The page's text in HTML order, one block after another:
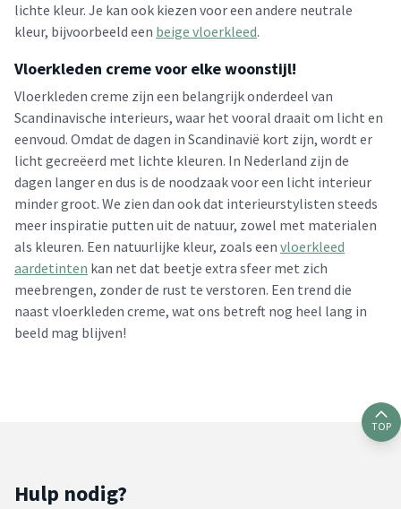
lichte kleur. Je kan ook kiezen voor een andere neutrale
kleur, bijvoorbeeld een beige vloerkleed.
Vloerkleden creme voor elke woonstijl!
Vloerkleden creme zijn een belangrijk onderdeel van
Scandinavische interieurs, waar het vooral draait om licht en
eenvoud. Omdat de dagen in Scandinavië kort zijn, wordt er
licht gecreëerd met lichte kleuren. In Nederland zijn de
dagen langer en dus is de noodzaak voor een licht interieur
minder groot. We zien dan ook dat interieurstylisten steeds
meer inspiratie putten uit de natuur, zowel met materialen
als kleuren. Een natuurlijke kleur, zoals een vloerkleed
aardetinten kan net dat beetje extra sfeer met zich
meebrengen, zonder de rust te verstoren. Een trend die
naast vloerkleden creme, wat ons betreft nog heel lang in
beeld mag blijven!
TOP
Hulp nodig?